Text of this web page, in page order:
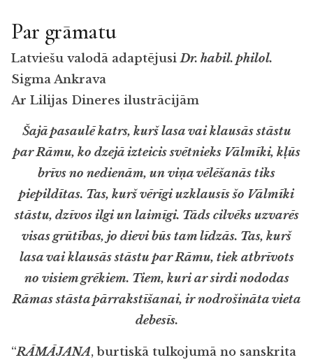
Par grāmatu
Latviešu valodā adaptējusiDr. habil. philol.
Sigma Ankrava
Ar Lilijas Dineres ilustrācijām
Šajā pasaulē katrs, kurš lasa vai klausās stāstu
par Rāmu, ko dzejā izteicis svētnieks Vālmīki, kļūs
brīvs no nedienām, un viņa vēlēšanās tiks
piepildītas. Tas, kurš vērīgi uzklausīs šo Vālmīki
stāstu, dzīvos ilgi un laimīgi. Tāds cilvēks uzvarēs
visas grūtības, jo dievi būs tam līdzās. Tas, kurš
lasa vai klausās stāstu par Rāmu, tiek atbrīvots
no visiem grēkiem. Tiem, kuri ar sirdi nododas
Rāmas stāsta pārrakstīšanai, ir nodrošināta vieta
debesīs.
“RĀMĀJANA, burtiskā tulkojumā no sanskrita